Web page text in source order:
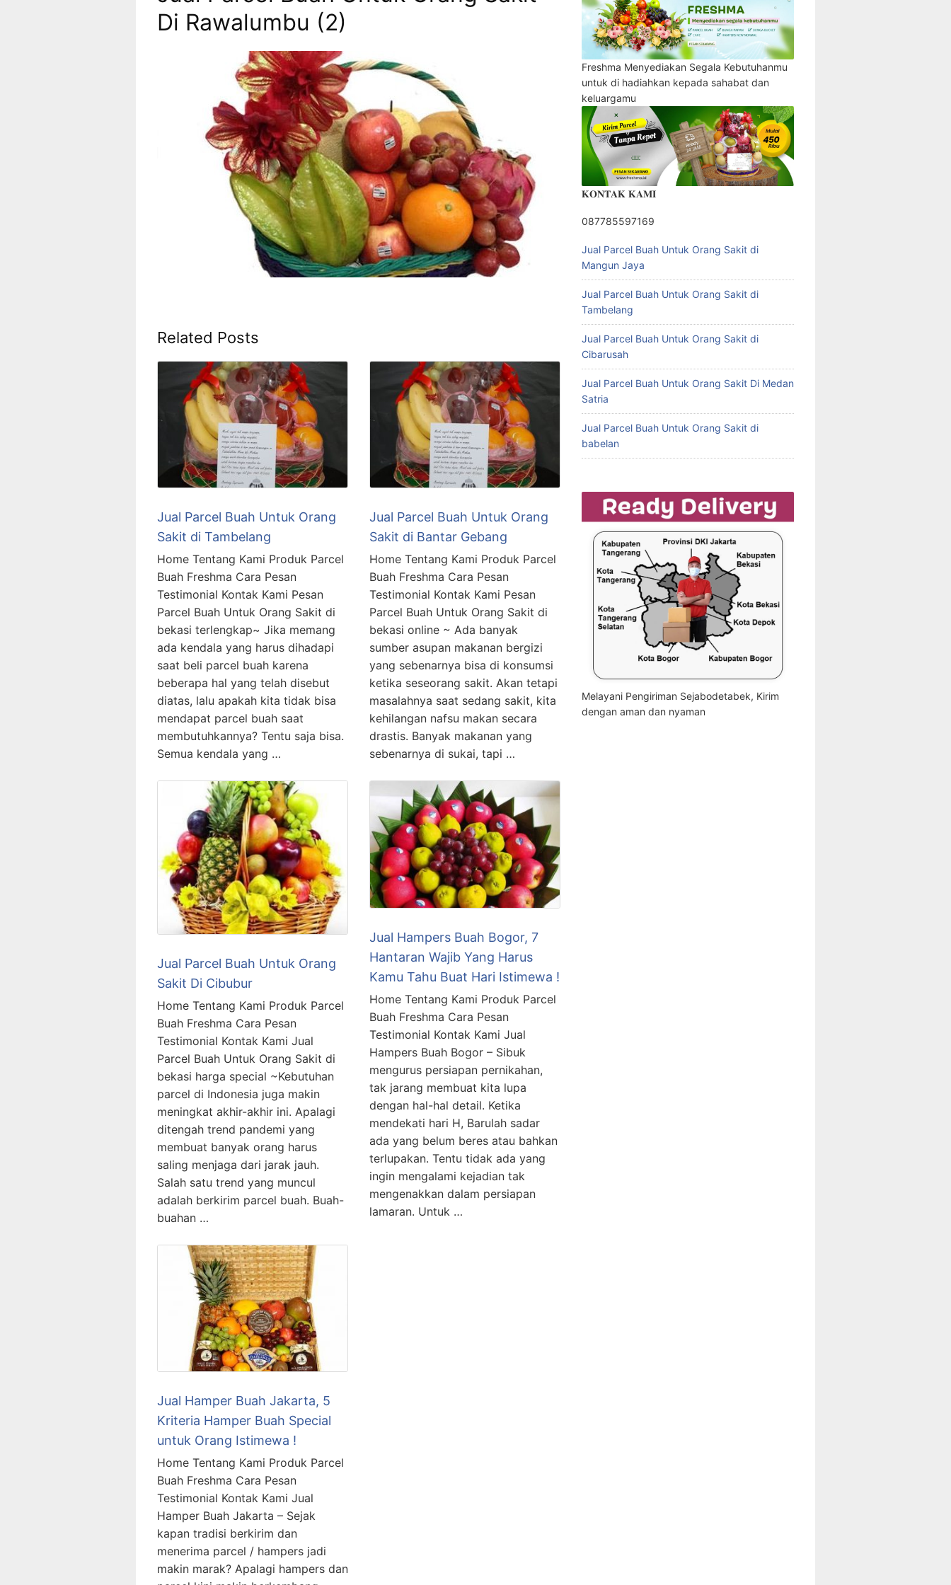
Di Rawalumbu (2)
Related Posts
Jual Parcel Buah Untuk Orang
Sakit di Tambelang
Home Tentang Kami Produk Parcel
Buah Freshma Cara Pesan
Testimonial Kontak Kami Pesan
Parcel Buah Untuk Orang Sakit di
bekasi terlengkap~ Jika memang
ada kendala yang harus dihadapi
saat beli parcel buah karena
beberapa hal yang telah disebut
diatas, lalu apakah kita tidak bisa
mendapat parcel buah saat
membutuhkannya? Tentu saja bisa.
Semua kendala yang …
Jual Parcel Buah Untuk Orang
Sakit di Bantar Gebang
Home Tentang Kami Produk Parcel
Buah Freshma Cara Pesan
Testimonial Kontak Kami Pesan
Parcel Buah Untuk Orang Sakit di
bekasi online ~ Ada banyak
sumber asupan makanan bergizi
yang sebenarnya bisa di konsumsi
ketika seseorang sakit. Akan tetapi
masalahnya saat sedang sakit, kita
kehilangan nafsu makan secara
drastis. Banyak makanan yang
sebenarnya di sukai, tapi …
Jual Parcel Buah Untuk Orang
Sakit Di Cibubur
Home Tentang Kami Produk Parcel
Buah Freshma Cara Pesan
Testimonial Kontak Kami Jual
Parcel Buah Untuk Orang Sakit di
bekasi harga special ~Kebutuhan
parcel di Indonesia juga makin
meningkat akhir-akhir ini. Apalagi
ditengah trend pandemi yang
membuat banyak orang harus
saling menjaga dari jarak jauh.
Salah satu trend yang muncul
adalah berkirim parcel buah. Buah-
buahan …
Jual Hampers Buah Bogor, 7
Hantaran Wajib Yang Harus
Kamu Tahu Buat Hari Istimewa !
Home Tentang Kami Produk Parcel
Buah Freshma Cara Pesan
Testimonial Kontak Kami Jual
Hampers Buah Bogor – Sibuk
mengurus persiapan pernikahan,
tak jarang membuat kita lupa
dengan hal-hal detail. Ketika
mendekati hari H, Barulah sadar
ada yang belum beres atau bahkan
terlupakan. Tentu tidak ada yang
ingin mengalami kejadian tak
mengenakkan dalam persiapan
lamaran. Untuk …
Jual Hamper Buah Jakarta, 5
Kriteria Hamper Buah Special
untuk Orang Istimewa !
Home Tentang Kami Produk Parcel
Buah Freshma Cara Pesan
Testimonial Kontak Kami Jual
Hamper Buah Jakarta – Sejak
kapan tradisi berkirim dan
menerima parcel / hampers jadi
makin marak? Apalagi hampers dan
Freshma Menyediakan Segala Kebutuhanmu
untuk di hadiahkan kepada sahabat dan
keluargamu
𝐊𝐎𝐍𝐓𝐀𝐊 𝐊𝐀𝐌𝐈
087785597169
Jual Parcel Buah Untuk Orang Sakit di
Mangun Jaya
Jual Parcel Buah Untuk Orang Sakit di
Tambelang
Jual Parcel Buah Untuk Orang Sakit di
Cibarusah
Jual Parcel Buah Untuk Orang Sakit Di Medan
Satria
Jual Parcel Buah Untuk Orang Sakit di
babelan
Melayani Pengiriman Sejabodetabek, Kirim
dengan aman dan nyaman